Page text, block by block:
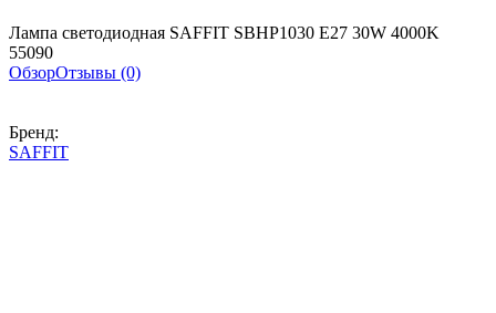
Лампа светодиодная SAFFIT SBHP1030 E27 30W 4000K
55090
ОбзорОтзывы (0)
Бренд:
SAFFIT